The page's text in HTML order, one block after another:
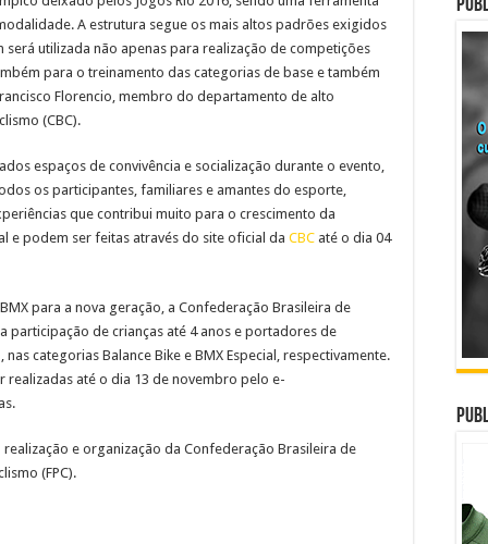
A estrutura segue os mais altos padrões exigidos
será utilizada não apenas para realização de competições
para o treinamento das categorias de base e também
Florencio, membro do departamento de alto
(CBC).
espaços de convivência e socialização durante o evento,
os participantes, familiares e amantes do esporte,
que contribui muito para o crescimento da
e podem ser feitas através do site oficial da CBC até o dia 04
para a nova geração, a Confederação Brasileira de
participação de crianças até 4 anos e portadores de
categorias Balance Bike e BMX Especial, respectivamente.
realizadas até o dia 13 de novembro pelo e-
e organização da Confederação Brasileira de
(FPC).